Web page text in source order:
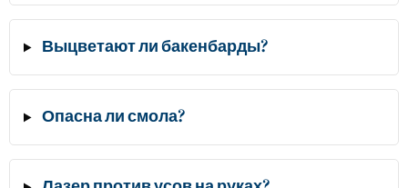
Выцветают ли бакенбарды?
Опасна ли смола?